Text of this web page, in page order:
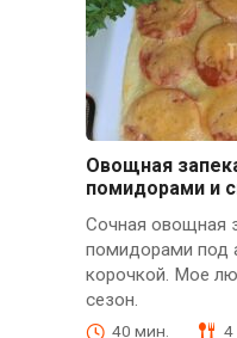
Овощная
помидорами и
Сочная овощная
помидорами под
корочкой. Мое
сезон.
40 мин. 4